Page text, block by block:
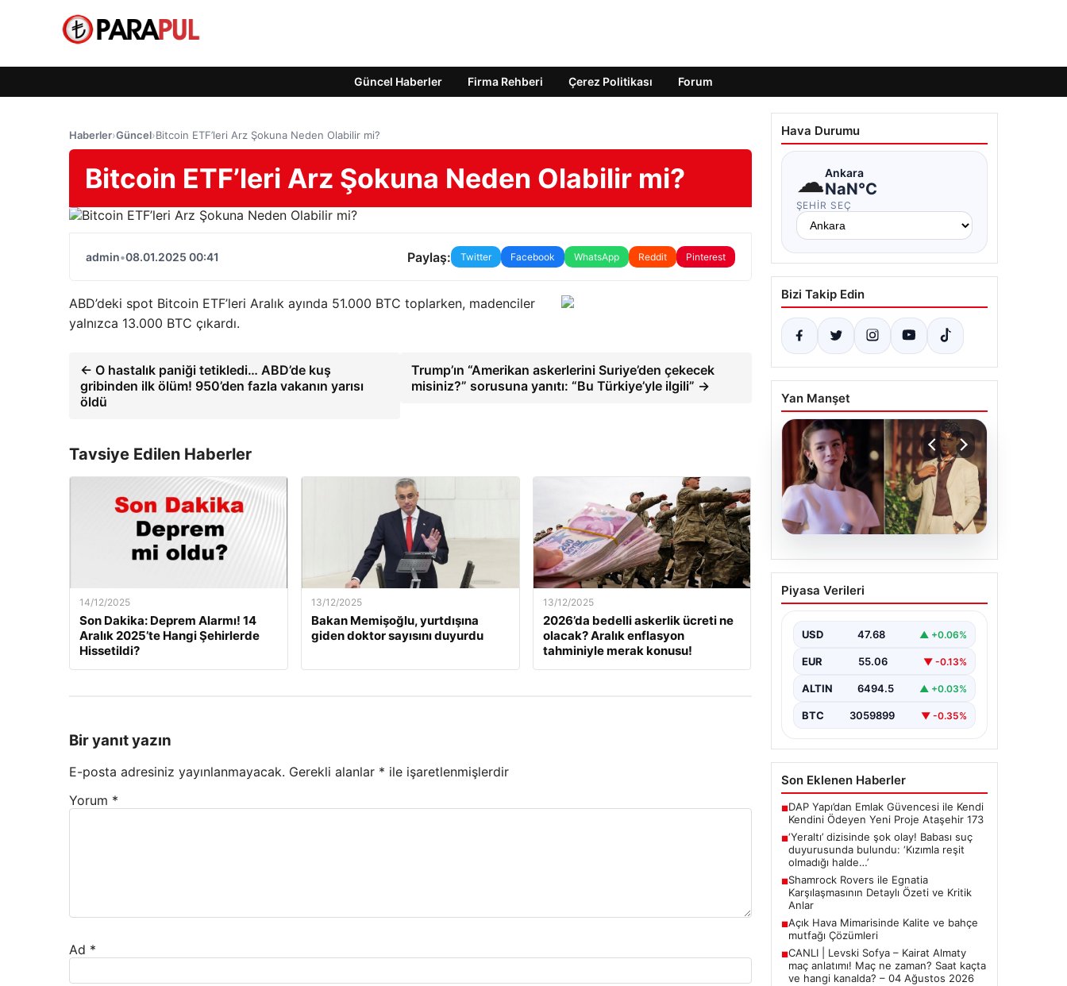
Güncel Haberler Firma Rehberi Çerez Politikası Forum
Haberler›Güncel›Bitcoin ETF’leri Arz Şokuna Neden Olabilir mi?
Bitcoin ETF’leri Arz Şokuna Neden Olabilir mi?
admin•08.01.2025 00:41 Paylaş: Twitter Facebook WhatsApp Reddit Pinterest
ABD’deki spot Bitcoin ETF’leri Aralık ayında 51.000 BTC toplarken, madenciler
yalnızca 13.000 BTC çıkardı.
← O hastalık paniği tetikledi… ABD’de kuş
gribinden ilk ölüm! 950’den fazla vakanın yarısı
öldü
Trump’ın “Amerikan askerlerini Suriye’den çekecek
misiniz?” sorusuna yanıtı: “Bu Türkiye’yle ilgili” →
Tavsiye Edilen Haberler
14/12/2025
Son Dakika: Deprem Alarmı! 14
Aralık 2025’te Hangi Şehirlerde
Hissetildi?
13/12/2025
Bakan Memişoğlu, yurtdışına
giden doktor sayısını duyurdu
13/12/2025
2026’da bedelli askerlik ücreti ne
olacak? Aralık enflasyon
tahminiyle merak konusu!
Bir yanıt yazın
E-posta adresiniz yayınlanmayacak. Gerekli alanlar * ile işaretlenmişlerdir
Yorum *
Ad *
Hava Durumu
☁Ankara
NaN°C
ŞEHIR SEÇ
Bizi Takip Edin
Yan Manşet
05.08.2026
‘Yeraltı’ dizisinde şok
olay! Babası suç
‘Kızımla reşit olmadığı
halde…’
Piyasa Verileri
USD 47.68 ▲ +0.06%
EUR 55.06 ▼ -0.13%
ALTIN 6494.5 ▲ +0.03%
BTC 3059899 ▼ -0.35%
Son Eklenen Haberler
■DAP Yapı’dan Emlak Güvencesi ile Kendi
Kendini Ödeyen Yeni Proje Ataşehir 173
■‘Yeraltı’ dizisinde şok olay! Babası suç
duyurusunda bulundu: ‘Kızımla reşit
olmadığı halde…’
■Shamrock Rovers ile Egnatia
Karşılaşmasının Detaylı Özeti ve Kritik
Anlar
■Açık Hava Mimarisinde Kalite ve bahçe
mutfağı Çözümleri
■CANLI | Levski Sofya – Kairat Almaty
maç anlatımı! Maç ne zaman? Saat kaçta
ve hangi kanalda? – 04 Ağustos 2026